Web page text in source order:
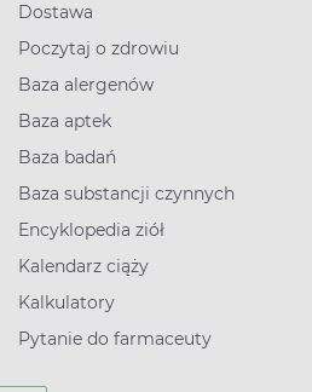
Dostawa
Poczytaj o zdrowiu
Baza alergenów
Baza aptek
Baza badań
Baza substancji czynnych
Encyklopedia ziół
Kalendarz ciąży
Kalkulatory
Pytanie do farmaceuty